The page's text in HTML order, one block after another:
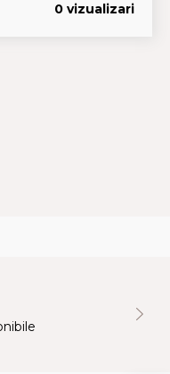
0 vizualizari